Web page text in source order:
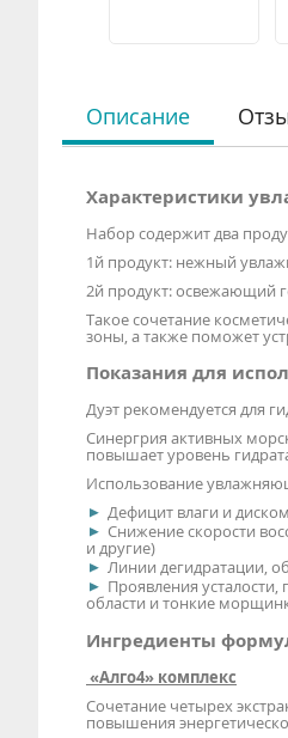
Описание
Характеристики
Набор содержит два
1й продукт: нежный
2й продукт: освежающий
Такое сочетание
зоны, а также поможет
Показания для
Дуэт рекомендуется для
Синергрия активных
повышает уровень
Использование
Дефицит влаги и
Снижение скорости
и другие)
Линии дегидратации,
Проявления
области и тонкие
Ингредиенты
«Алго4» комплекс
Сочетание четырех
повышения